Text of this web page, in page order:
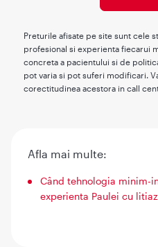
Preturile afisate pe site sunt cele
profesional si experienta fiecarui
concreta a pacientului si de
pot varia si pot suferi modificari.
corectitudinea acestora in call
Afla mai multe:
Când tehnologia minim-
experienta Paulei cu